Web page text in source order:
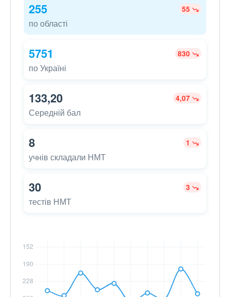
255 55
по області
5751 830
по Україні
133,20 4,07
Середній бал
8 1
учнів складали НМТ
30 3
тестів НМТ